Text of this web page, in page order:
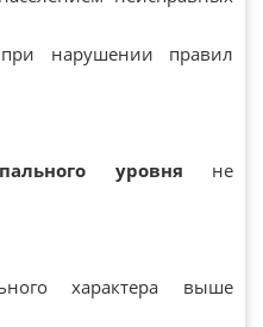
нарушении правил
уровня не
характера выше